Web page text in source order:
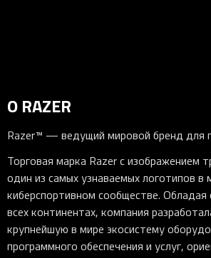
О RAZER
Razer™ — ведущий мировой бренд для
Торговая марка Razer с изображением
один из самых узнаваемых логотипов в
киберспортивном сообществе. Обладая
всех континентах, компания
крупнейшую в мире экосистему
программного обеспечения и услуг,